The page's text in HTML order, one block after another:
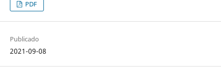
PDF
Publicado
2021-09-08